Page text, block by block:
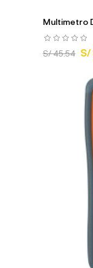
Multimetro
S/ 45.54 S/